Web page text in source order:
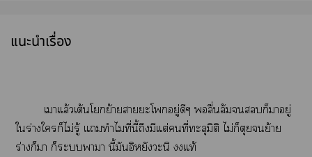
แนะนำเรื่อง
เาแล้วเต้นโย้ายาะโอยู่ดีๆ ลื่นล้มก็าอยู่
ใร่างใก็ไม่รู้ แทำไมที่นี้ถึงมีแต่คนที่ทะลุมิติ ไม่ก็ตุยย้าย
ร่างก็า ก็ะาา นี้มันอิหยังะนิ แท้